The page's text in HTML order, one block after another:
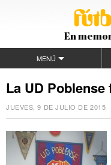
En
MENÚ
La UD
JUEVES, 9 DE JULIO DE 2015